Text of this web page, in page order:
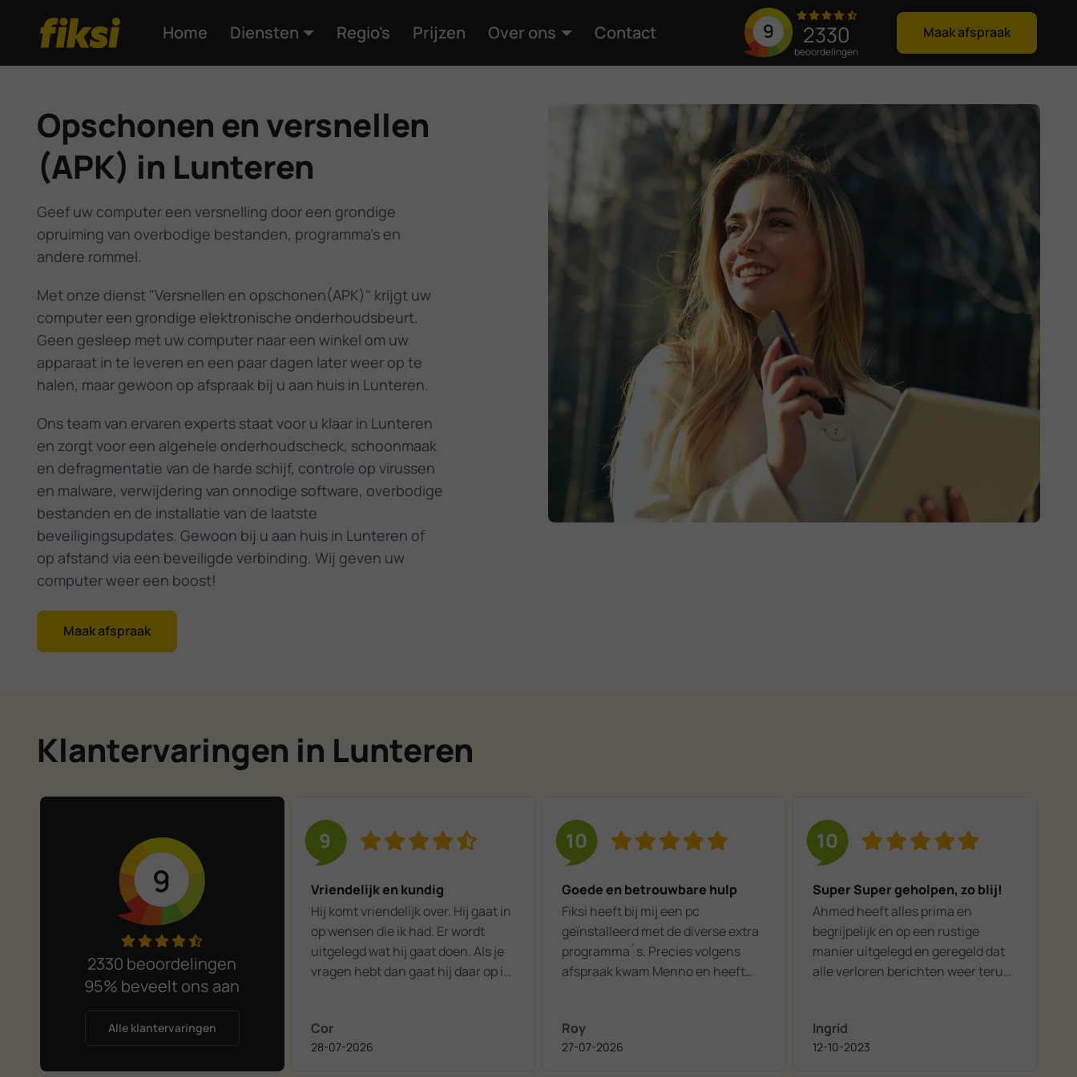
Home Diensten Regio's Prijzen Over ons Contact 9 2330
beoordelingen
Maak afspraak
Opschonen en versnellen
(APK) in Lunteren
Geef uw computer een versnelling door een grondige
opruiming van overbodige bestanden, programma's en
andere rommel.
Met onze dienst "Versnellen en opschonen(APK)" krijgt uw
computer een grondige elektronische onderhoudsbeurt.
Geen gesleep met uw computer naar een winkel om uw
apparaat in te leveren en een paar dagen later weer op te
halen, maar gewoon op afspraak bij u aan huis in Lunteren.
Ons team van ervaren experts staat voor u klaar in Lunteren
en zorgt voor een algehele onderhoudscheck, schoonmaak
en defragmentatie van de harde schijf, controle op virussen
en malware, verwijdering van onnodige software, overbodige
bestanden en de installatie van de laatste
beveiligingsupdates. Gewoon bij u aan huis in Lunteren of
op afstand via een beveiligde verbinding. Wij geven uw
computer weer een boost!
Maak afspraak
Klantervaringen in Lunteren
9
2330 beoordelingen
95% beveelt ons aan
Alle klantervaringen
9
Vriendelijk en kundig
Hij komt vriendelijk over. Hij gaat in
op wensen die ik had. Er wordt
uitgelegd wat hij gaat doen. Als je
vragen hebt dan gaat hij daar op in.
Cor
28-07-2026
10
Goede en betrouwbare hulp
Fiksi heeft bij mij een pc
geïnstalleerd met de diverse extra
programma`s. Precies volgens
afspraak kwam Menno en heeft
computer hulp / problemen
Roy
27-07-2026
10
Super Super geholpen, zo blij!
Ahmed heeft alles prima en
begrijpelijk en op een rustige
manier uitgelegd en geregeld dat
alle verloren berichten weer terug
Ingrid
12-10-2023